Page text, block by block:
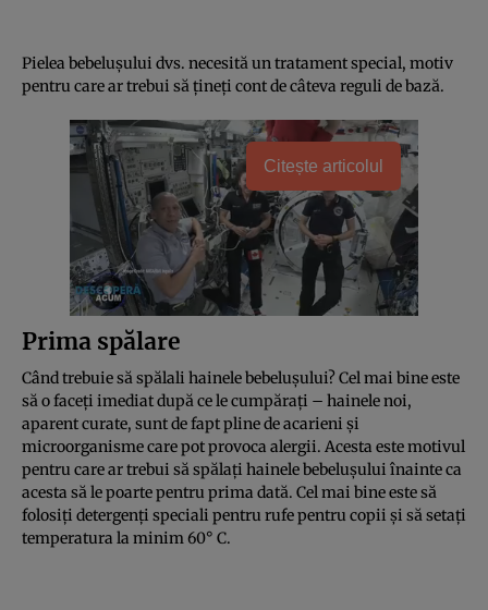
Pielea bebelușului dvs. necesită un tratament special, motiv
pentru care ar trebui să țineți cont de câteva reguli de bază.
Citește articolul
Prima spălare
Când trebuie să spălali hainele bebelușului? Cel mai bine este
să o faceți imediat după ce le cumpărați – hainele noi,
aparent curate, sunt de fapt pline de acarieni și
microorganisme care pot provoca alergii. Acesta este motivul
pentru care ar trebui să spălați hainele bebelușului înainte ca
acesta să le poarte pentru prima dată. Cel mai bine este să
folosiți detergenți speciali pentru rufe pentru copii și să setați
temperatura la minim 60° C.